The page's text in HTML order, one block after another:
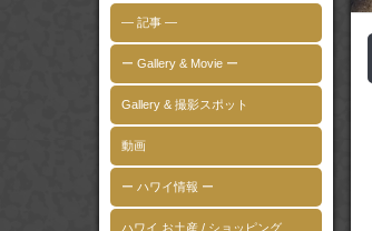
― 記事 ―
ー Gallery & Movie ー
Gallery & 撮影スポット
動画
ー ハワイ情報 ー
ハワイ お土産 / ショッピング